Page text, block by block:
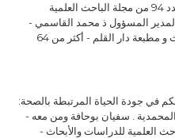
أ.د. محمد حجاوي - العدد 94 من مجلة الباحث العلمية
المسؤول ذ محمد القاسمي -
منشورات موقع الباحث و مطبعة دار القلم - أكثر من 64
في جودة الحياة المرتبطة بالصحة:
المحمدية . سفيان بوحافة ومن معه -
الباحث العلمية للدراسات والأبحاث -